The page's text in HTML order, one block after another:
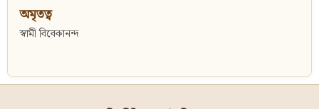
অমৃতত্ব
স্বামী বিবেকানন্দ